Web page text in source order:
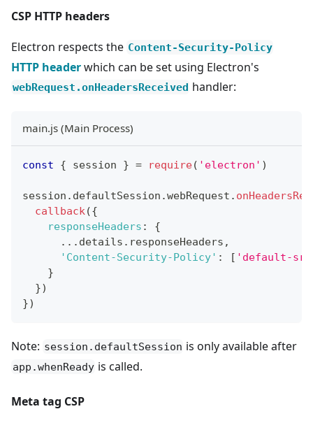
CSP HTTP headers
Electron respects the Content-Security-Policy
HTTP headerwhich can be set using Electron's
webRequest.onHeadersReceived handler:
main.js (Main Process)
const { session } = require( 'electron' )
session . defaultSession .webRequest .
callback ({
responseHeaders :
{
... details . responseHeaders ,
'Content-Security-Policy' : [ 'default-
}
})
})
Note: session.defaultSession is only available after
app.whenReady is called.
Meta tag CSP